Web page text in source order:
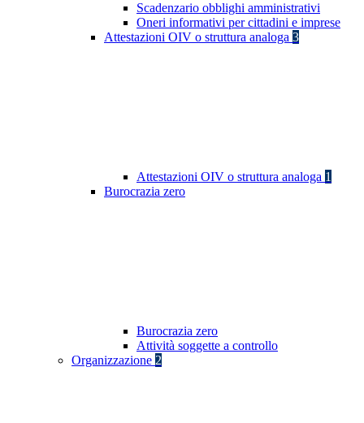
Scadenzario obblighi amministrativi
Oneri informativi per cittadini e imprese
Attestazioni OIV o struttura analoga 3
Attestazioni OIV o struttura analoga 1
Burocrazia zero
Burocrazia zero
Attività soggette a controllo
Organizzazione 2